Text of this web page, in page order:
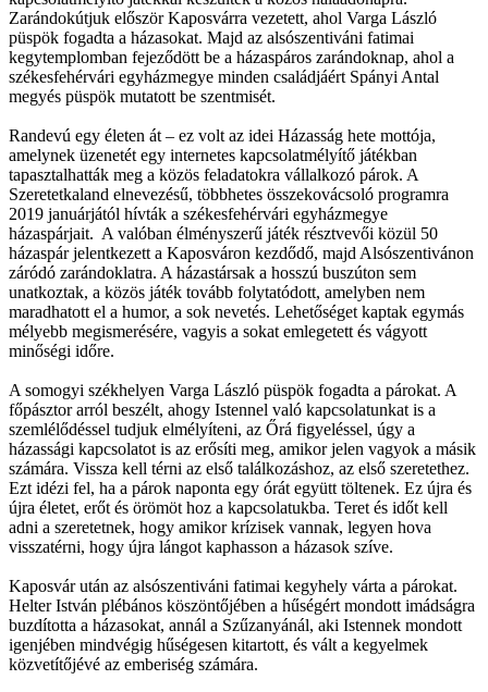
Zarándokútjuk először Kaposvárra vezetett, ahol Varga László
püspök fogadta a házasokat. Majd az alsószentiváni fatimai
kegytemplomban fejeződött be a házaspáros zarándoknap, ahol a
székesfehérvári egyházmegye minden családjáért Spányi Antal
megyés püspök mutatott be szentmisét.
Randevú egy életen át – ez volt az idei Házasság hete mottója,
amelynek üzenetét egy internetes kapcsolatmélyítő játékban
tapasztalhatták meg a közös feladatokra vállalkozó párok. A
Szeretetkaland elnevezésű, többhetes összekovácsoló programra
2019 januárjától hívták a székesfehérvári egyházmegye
házaspárjait. A valóban élményszerű játék résztvevői közül 50
házaspár jelentkezett a Kaposváron kezdődő, majd Alsószentivánon
záródó zarándoklatra. A házastársak a hosszú buszúton sem
unatkoztak, a közös játék tovább folytatódott, amelyben nem
maradhatott el a humor, a sok nevetés. Lehetőséget kaptak egymás
mélyebb megismerésére, vagyis a sokat emlegetett és vágyott
minőségi időre.
A somogyi székhelyen Varga László püspök fogadta a párokat. A
főpásztor arról beszélt, ahogy Istennel való kapcsolatunkat is a
szemlélődéssel tudjuk elmélyíteni, az Őrá figyeléssel, úgy a
házassági kapcsolatot is az erősíti meg, amikor jelen vagyok a másik
számára. Vissza kell térni az első találkozáshoz, az első szeretethez.
Ezt idézi fel, ha a párok naponta egy órát együtt töltenek. Ez újra és
újra életet, erőt és örömöt hoz a kapcsolatukba. Teret és időt kell
adni a szeretetnek, hogy amikor krízisek vannak, legyen hova
visszatérni, hogy újra lángot kaphasson a házasok szíve.
Kaposvár után az alsószentiváni fatimai kegyhely várta a párokat.
Helter István plébános köszöntőjében a hűségért mondott imádságra
buzdította a házasokat, annál a Szűzanyánál, aki Istennek mondott
igenjében mindvégig hűségesen kitartott, és vált a kegyelmek
közvetítőjévé az emberiség számára.